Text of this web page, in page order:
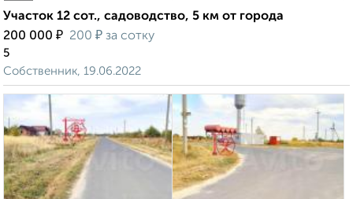
Участок 12 сот., садоводство, 5 км от города
200 000 ₽ 200 ₽ за сотку
5
Собственник, 19.06.2022